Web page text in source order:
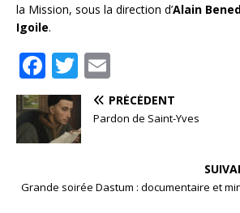
la Mission, sous la direction d’Alain
Igoile.
F
a
c
e
o
T
w
it
te
m
ai
PRÉCÉDENT
Pardon de Saint-Yves
Grande soirée Dastum : documentaire et